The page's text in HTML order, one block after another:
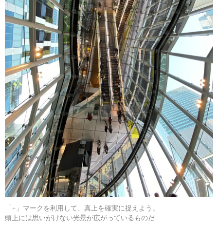
「+」マークを利用して、真上を確実に捉えよう。
頭上には思いがけない光景が広がっているものだ